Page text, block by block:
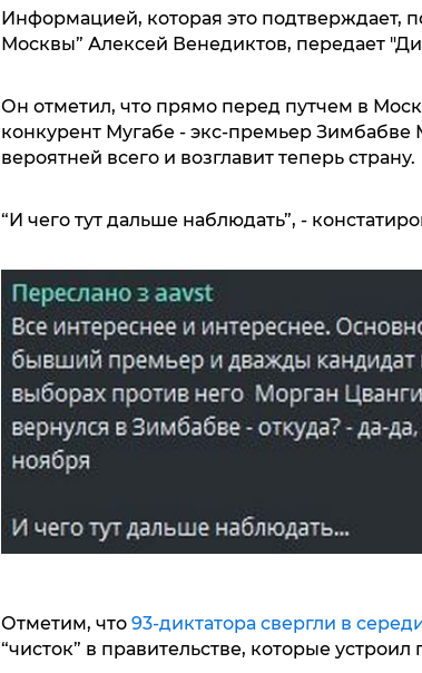
Информацией, которая это подтверждает,
Москвы” Алексей Венедиктов, передает
Он отметил, что прямо перед путчем в
конкурент Мугабе - экс-премьер Зимбабве
вероятней всего и возглавит теперь страну.
“И чего тут дальше наблюдать”, -
Отметим, что 93-диктатора свергли в
“чисток” в правительстве, которые устроил